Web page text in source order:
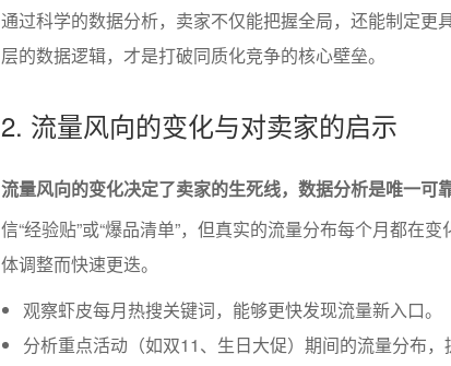
通过科学的数据分析，卖家不仅能把握全局，还能制定更
层的数据逻辑，才是打破同质化竞争的核心壁垒。
2. 流量风向的变化与对卖家的启示
流量风向的变化决定了卖家的生死线，数据分析是唯一可
信“经验贴”或“爆品清单”，但真实的流量分布每个月都在
体调整而快速更迭。
观察虾皮每月热搜关键词，能够更快发现流量新入口。
分析重点活动（如双11、生日大促）期间的流量分布，